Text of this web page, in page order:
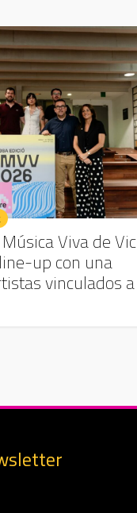
Viva de Vic
up con una
vinculados a